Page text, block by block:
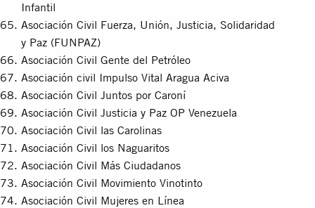
Infantil
Asociación Civil Fuerza, Unión, Justicia, Solidaridad
y Paz (FUNPAZ)
Asociación Civil Gente del Petróleo
Asociación civil Impulso Vital Aragua Aciva
Asociación Civil Juntos por Caroní
Asociación Civil Justicia y Paz OP Venezuela
Asociación Civil las Carolinas
Asociación Civil los Naguaritos
Asociación Civil Más Ciudadanos
Asociación Civil Movimiento Vinotinto
Asociación Civil Mujeres en Línea